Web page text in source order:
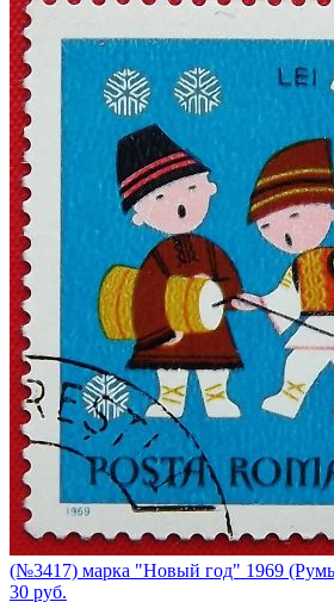
(№3417) марка "Новый год" 1969
30 руб.